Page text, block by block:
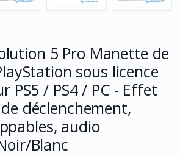
5 Pro Manette de
sous licence
PS5 / PS4 / PC - Effet
déclenchement,
audio
Blanc